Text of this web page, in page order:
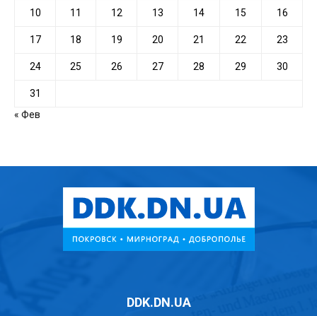
10 11 12 13 14 15 16
17 18 19 20 21 22 23
24 25 26 27 28 29 30
31
« Фев
DDK.DN.UA